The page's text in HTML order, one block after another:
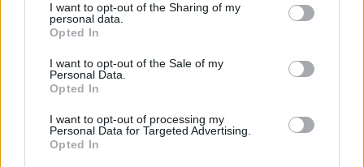
not limited to your visit or usage behaviour. You may click to
grant or deny consent to Google and its third-party tags to
use your data for below specified purposes in below Google
consent section.
I want to opt-out of the Sharing of my
personal data.
Opted In
I want to opt-out of the Sale of my
Personal Data.
Opted In
I want to opt-out of processing my
Personal Data for Targeted Advertising.
Opted In
Continue lendo
INVESTIMENTOS